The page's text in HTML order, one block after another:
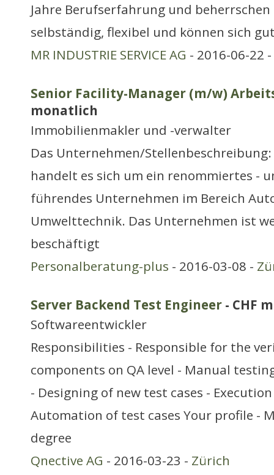
Jahre Berufserfahrung und
selbständig, flexibel und können sich
MR INDUSTRIE SERVICE AG - 2016-06-22 -
Senior Facility-Manager (m/w)
monatlich
Immobilienmakler und -verwalter
Das Unternehmen/
handelt es sich um ein renommiertes -
führendes Unternehmen im Bereich
Umwelttechnik. Das Unternehmen ist
beschäftigt
Personalberatung-plus - 2016-03-08 -
Server Backend Test Engineer - CHF
Softwareentwickler
Responsibilities - Responsible for the
components on QA level - Manual
- Designing of new test cases -
Automation of test cases Your profile -
degree
Qnective AG - 2016-03-23 - Zürich